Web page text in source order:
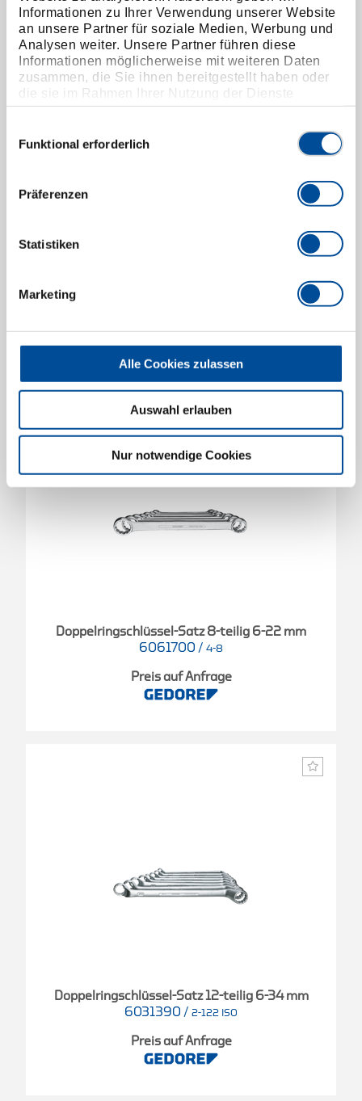
Informationen zu Ihrer Verwendung unserer Website
an unsere Partner für soziale Medien, Werbung und
Analysen weiter. Unsere Partner führen diese
Informationen möglicherweise mit weiteren Daten
zusammen, die Sie ihnen bereitgestellt haben oder
die sie im Rahmen Ihrer Nutzung der Dienste
gesammelt haben. Unsere vollständige
Funktional erforderlich
Präferenzen
Statistiken
Marketing
Alle Cookies zulassen
Auswahl erlauben
Nur notwendige Cookies
Doppelringschlüssel-Satz 8-teilig 6-22 mm
6061700 / 4-8
Preis auf Anfrage
Doppelringschlüssel-Satz 12-teilig 6-34 mm
6031390 / 2-122 ISO
Preis auf Anfrage